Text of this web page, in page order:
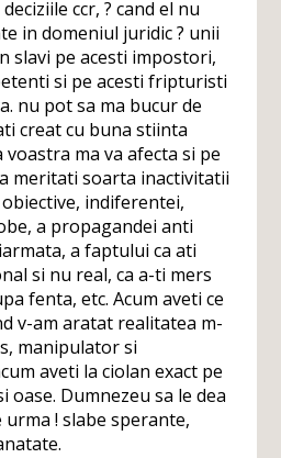
ccr, ? cand el nu
in domeniul juridic ? unii
slavi pe acesti impostori,
si pe acesti fripturisti
nu pot sa ma bucur de
creat cu buna stiinta
ma va afecta si pe
meritati soarta inactivitatii
indiferentei,
a propagandei anti
a faptului ca ati
si nu real, ca a-ti mers
fenta, etc. Acum aveti ce
v-am aratat realitatea m-
manipulator si
aveti la ciolan exact pe
oase. Dumnezeu sa le dea
urma ! slabe sperante,